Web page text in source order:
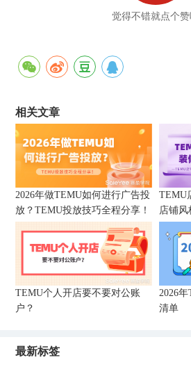
觉得不错就点个
相关文章
2026年做TEMU如何进行广告投
放？TEMU投放技巧全程分享！
TEMU
店铺风
TEMU个人开店要不要对公账
户？
2026
清单
最新标签